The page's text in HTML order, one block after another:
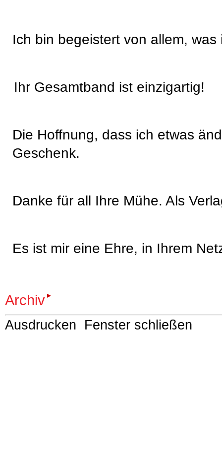
Ich bin begeistert von allem,
Ihr Gesamtband ist einzigartig!
Die Hoffnung, dass ich etwas
Geschenk.
Danke für all Ihre Mühe. Als
Es ist mir eine Ehre, in Ihrem
Archiv
Ausdrucken Fenster schließen